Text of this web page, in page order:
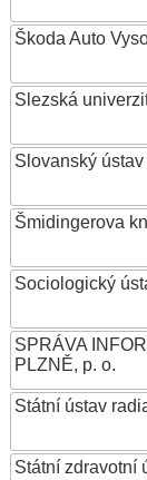
Škoda Auto
Slezská
Slovanský ústav
Šmidingerova
Sociologický
SPRÁVA
PLZNĚ, p. o.
Státní ústav
Státní zdravotní